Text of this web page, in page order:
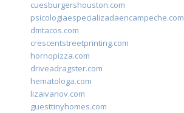
cuesburgershouston.com
psicologiaespecializadaencampeche.com
dmtacos.com
crescentstreetprinting.com
hornopizza.com
driveadragster.com
hematologa.com
lizaivanov.com
guesttinyhomes.com